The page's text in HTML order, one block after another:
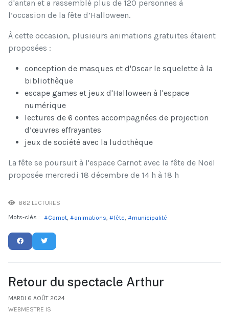
d'antan et a rassemblé plus de 120 personnes à
l’occasion de la fête d’Halloween.
À cette occasion, plusieurs animations gratuites étaient
proposées :
conception de masques et d'Oscar le squelette à la
bibliothèque
escape games et jeux d'Halloween à l'espace
numérique
lectures de 6 contes accompagnées de projection
d’œuvres effrayantes
jeux de société avec la ludothèque
La fête se poursuit à l'espace Carnot avec la fête de Noël
proposée mercredi 18 décembre de 14 h à 18 h
862 LECTURES
Mots-clés :
Carnot animations fête municipalité
Retour du spectacle Arthur
MARDI 6 AOÛT 2024
WEBMESTRE IS